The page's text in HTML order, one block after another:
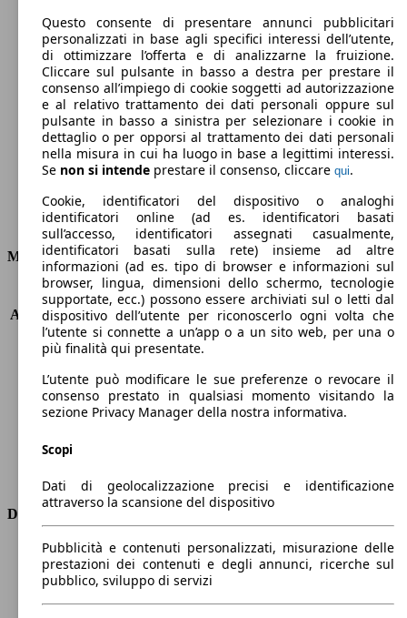
118 g/km
Emissioni di CO2 (combinato)*
Consumi
Motore e Prestazioni
KW (PS)
165 kW (224 PS)
Accelerazione (0-100 km/h)
7.4s
Velocità massima (km/h)
246 km/h
Numero di marce
8
Coppia
300 nm
Cilindrata
1598 ccm
Carburante
Benzina
Trasmissione
Dimensioni
Lunghezza
4790 mm
Altezza
1420 mm
Larghezza
Questo consente di presentare annunci pubblicitari
personalizzati in base agli specifici interessi dell’utente,
di ottimizzare l’offerta e di analizzarne la fruizione.
Cliccare sul pulsante in basso a destra per prestare il
consenso all’impiego di cookie soggetti ad autorizzazione
e al relativo trattamento dei dati personali oppure sul
pulsante in basso a sinistra per selezionare i cookie in
dettaglio o per opporsi al trattamento dei dati personali
nella misura in cui ha luogo in base a legittimi interessi.
Se non si intende prestare il consenso, cliccare qui.
Cookie, identificatori del dispositivo o analoghi
identificatori online (ad es. identificatori basati
sull’accesso, identificatori assegnati casualmente,
identificatori basati sulla rete) insieme ad altre
informazioni (ad es. tipo di browser e informazioni sul
browser, lingua, dimensioni dello schermo, tecnologie
supportate, ecc.) possono essere archiviati sul o letti dal
dispositivo dell’utente per riconoscerlo ogni volta che
l’utente si connette a un’app o a un sito web, per una o
più finalità qui presentate.
L’utente può modificare le sue preferenze o revocare il
consenso prestato in qualsiasi momento visitando la
sezione Privacy Manager della nostra informativa.
Scopi
Dati di geolocalizzazione precisi e identificazione
attraverso la scansione del dispositivo
Pubblicità e contenuti personalizzati, misurazione delle
prestazioni dei contenuti e degli annunci, ricerche sul
pubblico, sviluppo di servizi